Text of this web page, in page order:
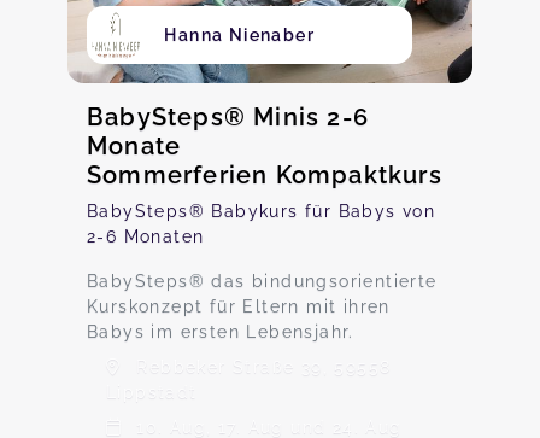
Hanna Nienaber
BabySteps® Minis 2-6
Monate
Sommerferien Kompaktkurs
BabySteps® Babykurs für Babys von
2-6 Monaten
BabySteps® das bindungsorientierte
Kurskonzept für Eltern mit ihren
Babys im ersten Lebensjahr.
Rebbeker Straße 39, 59558
10. Aug, 17. Aug und 24. Aug